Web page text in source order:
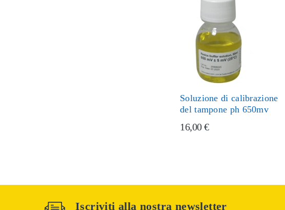
Soluzione di calibrazione
del tampone ph 650mv
16,00 €
Iscriviti alla nostra newsletter